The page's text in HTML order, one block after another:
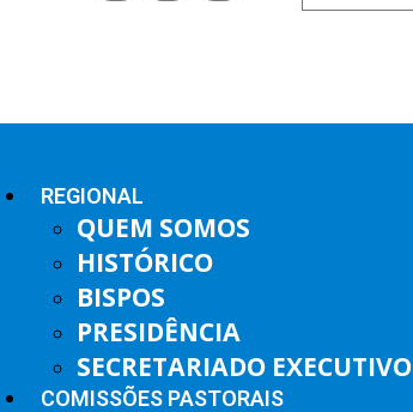
REGIONAL
QUEM SOMOS
HISTÓRICO
BISPOS
PRESIDÊNCIA
SECRETARIADO EXECUTIVO
COMISSÕES PASTORAIS